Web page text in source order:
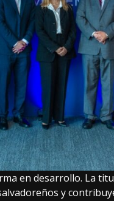
en desarrollo. La
y